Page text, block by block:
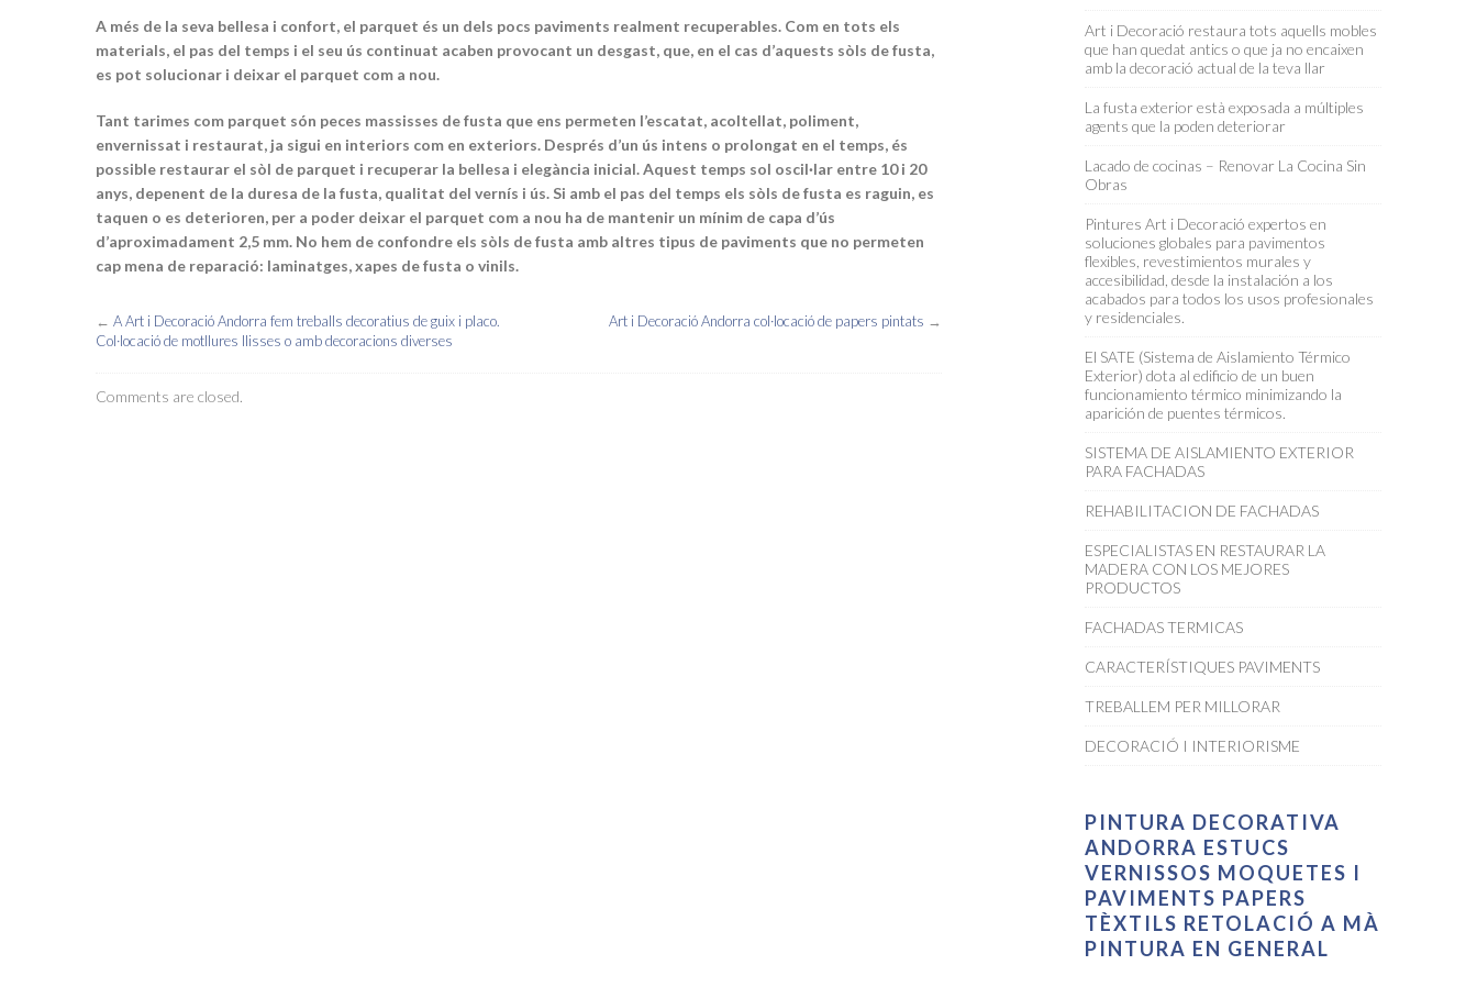
e
c
c
i
A més de la seva bellesa i confort, el parquet és un dels pocs paviments realment recuperables. Com en tots els
materials, el pas del temps i el seu ús continuat acaben provocant un desgast, que, en el cas d’aquests sòls de fusta,
es pot solucionar i deixar el parquet com a nou.
Tant tarimes com parquet són peces massisses de fusta que ens permeten l’escatat, acoltellat, poliment,
envernissat i restaurat, ja sigui en interiors com en exteriors. Després d’un ús intens o prolongat en el temps, és
possible restaurar el sòl de parquet i recuperar la bellesa i elegància inicial. Aquest temps sol oscil·lar entre 10 i 20
anys, depenent de la duresa de la fusta, qualitat del vernís i ús. Si amb el pas del temps els sòls de fusta es raguin, es
taquen o es deterioren, per a poder deixar el parquet com a nou ha de mantenir un mínim de capa d’ús
d’aproximadament 2,5 mm. No hem de confondre els sòls de fusta amb altres tipus de paviments que no permeten
cap mena de reparació: laminatges, xapes de fusta o vinils.
← A Art i Decoració Andorra fem treballs decoratius de guix i placo.
Col·locació de motllures llisses o amb decoracions diverses
Art i Decoració Andorra col·locació de papers pintats →
Comments are closed.
Art i Decoració restaura tots aquells mobles
que han quedat antics o que ja no encaixen
amb la decoració actual de la teva llar
La fusta exterior està exposada a múltiples
agents que la poden deteriorar
Lacado de cocinas – Renovar La Cocina Sin
Obras
Pintures Art i Decoració expertos en
soluciones globales para pavimentos
flexibles, revestimientos murales y
accesibilidad, desde la instalación a los
acabados para todos los usos profesionales
y residenciales.
El SATE (Sistema de Aislamiento Térmico
Exterior) dota al edificio de un buen
funcionamiento térmico minimizando la
aparición de puentes térmicos.
SISTEMA DE AISLAMIENTO EXTERIOR
PARA FACHADAS
REHABILITACION DE FACHADAS
ESPECIALISTAS EN RESTAURAR LA
MADERA CON LOS MEJORES
PRODUCTOS
FACHADAS TERMICAS
CARACTERÍSTIQUES PAVIMENTS
TREBALLEM PER MILLORAR
DECORACIÓ I INTERIORISME
PINTURA DECORATIVA
ANDORRA ESTUCS
VERNISSOS MOQUETES I
PAVIMENTS PAPERS
TÈXTILS RETOLACIÓ A MÀ
PINTURA EN GENERAL